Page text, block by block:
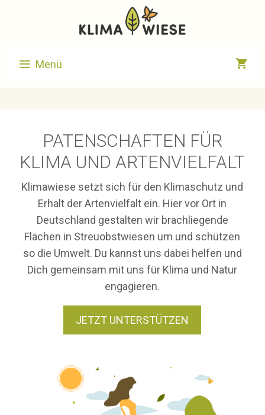
Menü
PATENSCHAFTEN FÜR
KLIMA UND ARTENVIELFALT
Klimawiese setzt sich für den Klimaschutz und
Erhalt der Artenvielfalt ein. Hier vor Ort in
Deutschland gestalten wir brachliegende
Flächen in Streuobstwiesen um und schützen
so die Umwelt. Du kannst uns dabei helfen und
Dich gemeinsam mit uns für Klima und Natur
engagieren.
JETZT UNTERSTÜTZEN